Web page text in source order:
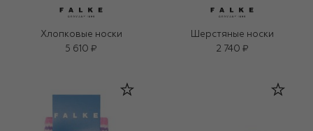
Хлопковые носки
5 610 ₽
Шерстяные носки
2 740 ₽